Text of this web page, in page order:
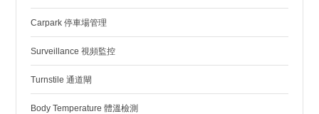
Carpark 停車場管理
Surveillance 視頻監控
Turnstile 通道閘
Body Temperature 體溫檢測